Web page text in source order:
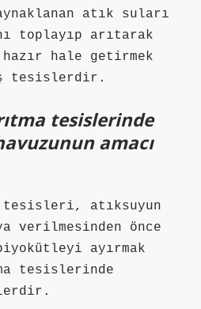
atık suları
toplayıp arıtarak
hale getirmek
tesislerdir.
tesislerinde
amacı
atıksuyun
verilmesinden önce
ayırmak
tesislerinde